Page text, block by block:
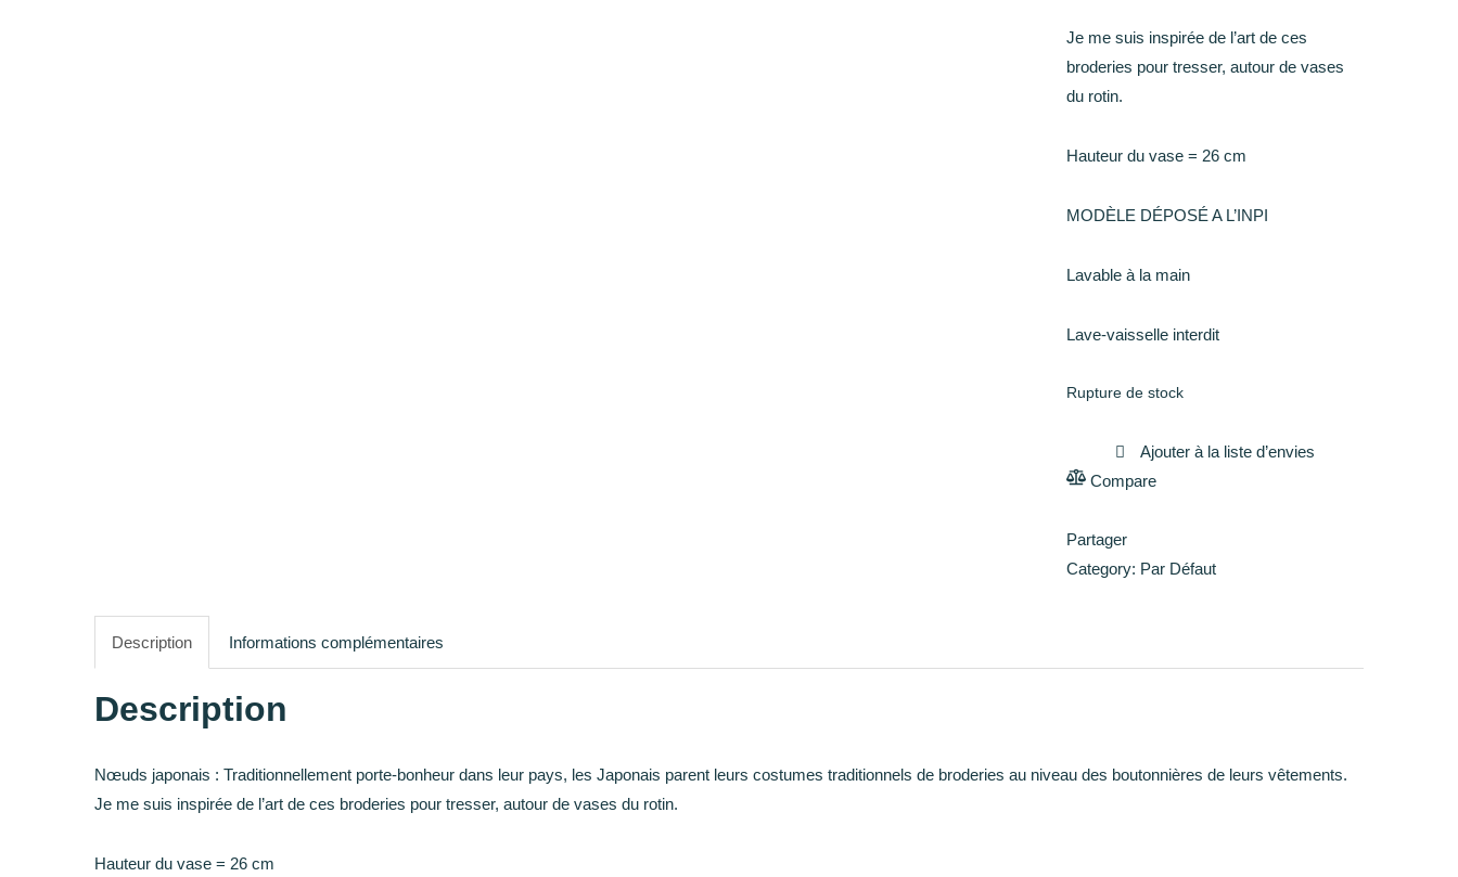
Je me suis inspirée de l’art de ces
broderies pour tresser, autour de vases
du rotin.
Hauteur du vase = 26 cm
MODÈLE DÉPOSÉ A L’INPI
Lavable à la main
Lave-vaisselle interdit
Rupture de stock
Ajouter à la liste d’envies
Compare
Partager
Category: Par Défaut
Description Informations complémentaires
Description
Nœuds japonais : Traditionnellement porte-bonheur dans leur pays, les Japonais parent leurs costumes traditionnels de broderies au niveau des boutonnières de leurs vêtements.
Je me suis inspirée de l’art de ces broderies pour tresser, autour de vases du rotin.
Hauteur du vase = 26 cm